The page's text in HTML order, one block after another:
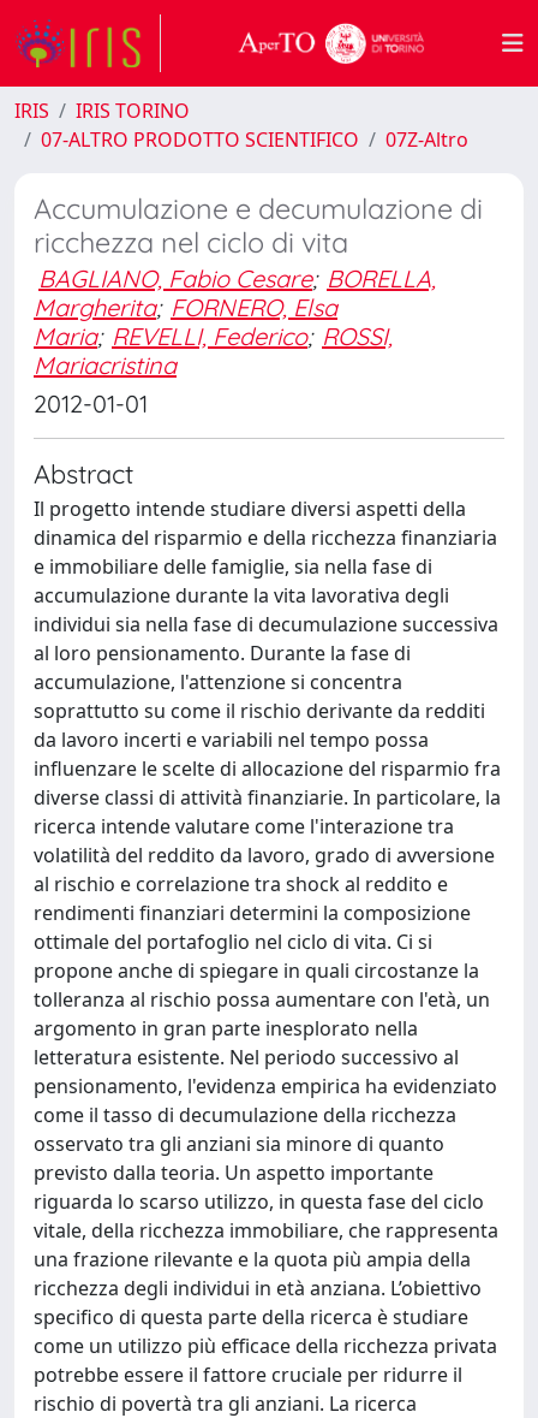
IRIS
IRIS TORINO
07-ALTRO PRODOTTO SCIENTIFICO
07Z-Altro
Accumulazione e decumulazione di
ricchezza nel ciclo di vita
BAGLIANO, Fabio Cesare; BORELLA,
Margherita; FORNERO, Elsa
Maria; REVELLI, Federico; ROSSI,
Mariacristina
2012-01-01
Abstract
Il progetto intende studiare diversi aspetti della
dinamica del risparmio e della ricchezza finanziaria
e immobiliare delle famiglie, sia nella fase di
accumulazione durante la vita lavorativa degli
individui sia nella fase di decumulazione successiva
al loro pensionamento. Durante la fase di
accumulazione, l'attenzione si concentra
soprattutto su come il rischio derivante da redditi
da lavoro incerti e variabili nel tempo possa
influenzare le scelte di allocazione del risparmio fra
diverse classi di attività finanziarie. In particolare, la
ricerca intende valutare come l'interazione tra
volatilità del reddito da lavoro, grado di avversione
al rischio e correlazione tra shock al reddito e
rendimenti finanziari determini la composizione
ottimale del portafoglio nel ciclo di vita. Ci si
propone anche di spiegare in quali circostanze la
tolleranza al rischio possa aumentare con l'età, un
argomento in gran parte inesplorato nella
letteratura esistente. Nel periodo successivo al
pensionamento, l'evidenza empirica ha evidenziato
come il tasso di decumulazione della ricchezza
osservato tra gli anziani sia minore di quanto
previsto dalla teoria. Un aspetto importante
riguarda lo scarso utilizzo, in questa fase del ciclo
vitale, della ricchezza immobiliare, che rappresenta
una frazione rilevante e la quota più ampia della
ricchezza degli individui in età anziana. L’obiettivo
specifico di questa parte della ricerca è studiare
come un utilizzo più efficace della ricchezza privata
potrebbe essere il fattore cruciale per ridurre il
rischio di povertà tra gli anziani. La ricerca